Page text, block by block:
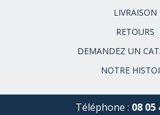
LIVRAISON
RETOURS
DEMANDEZ UN
NOTRE
Téléphone : 08 05